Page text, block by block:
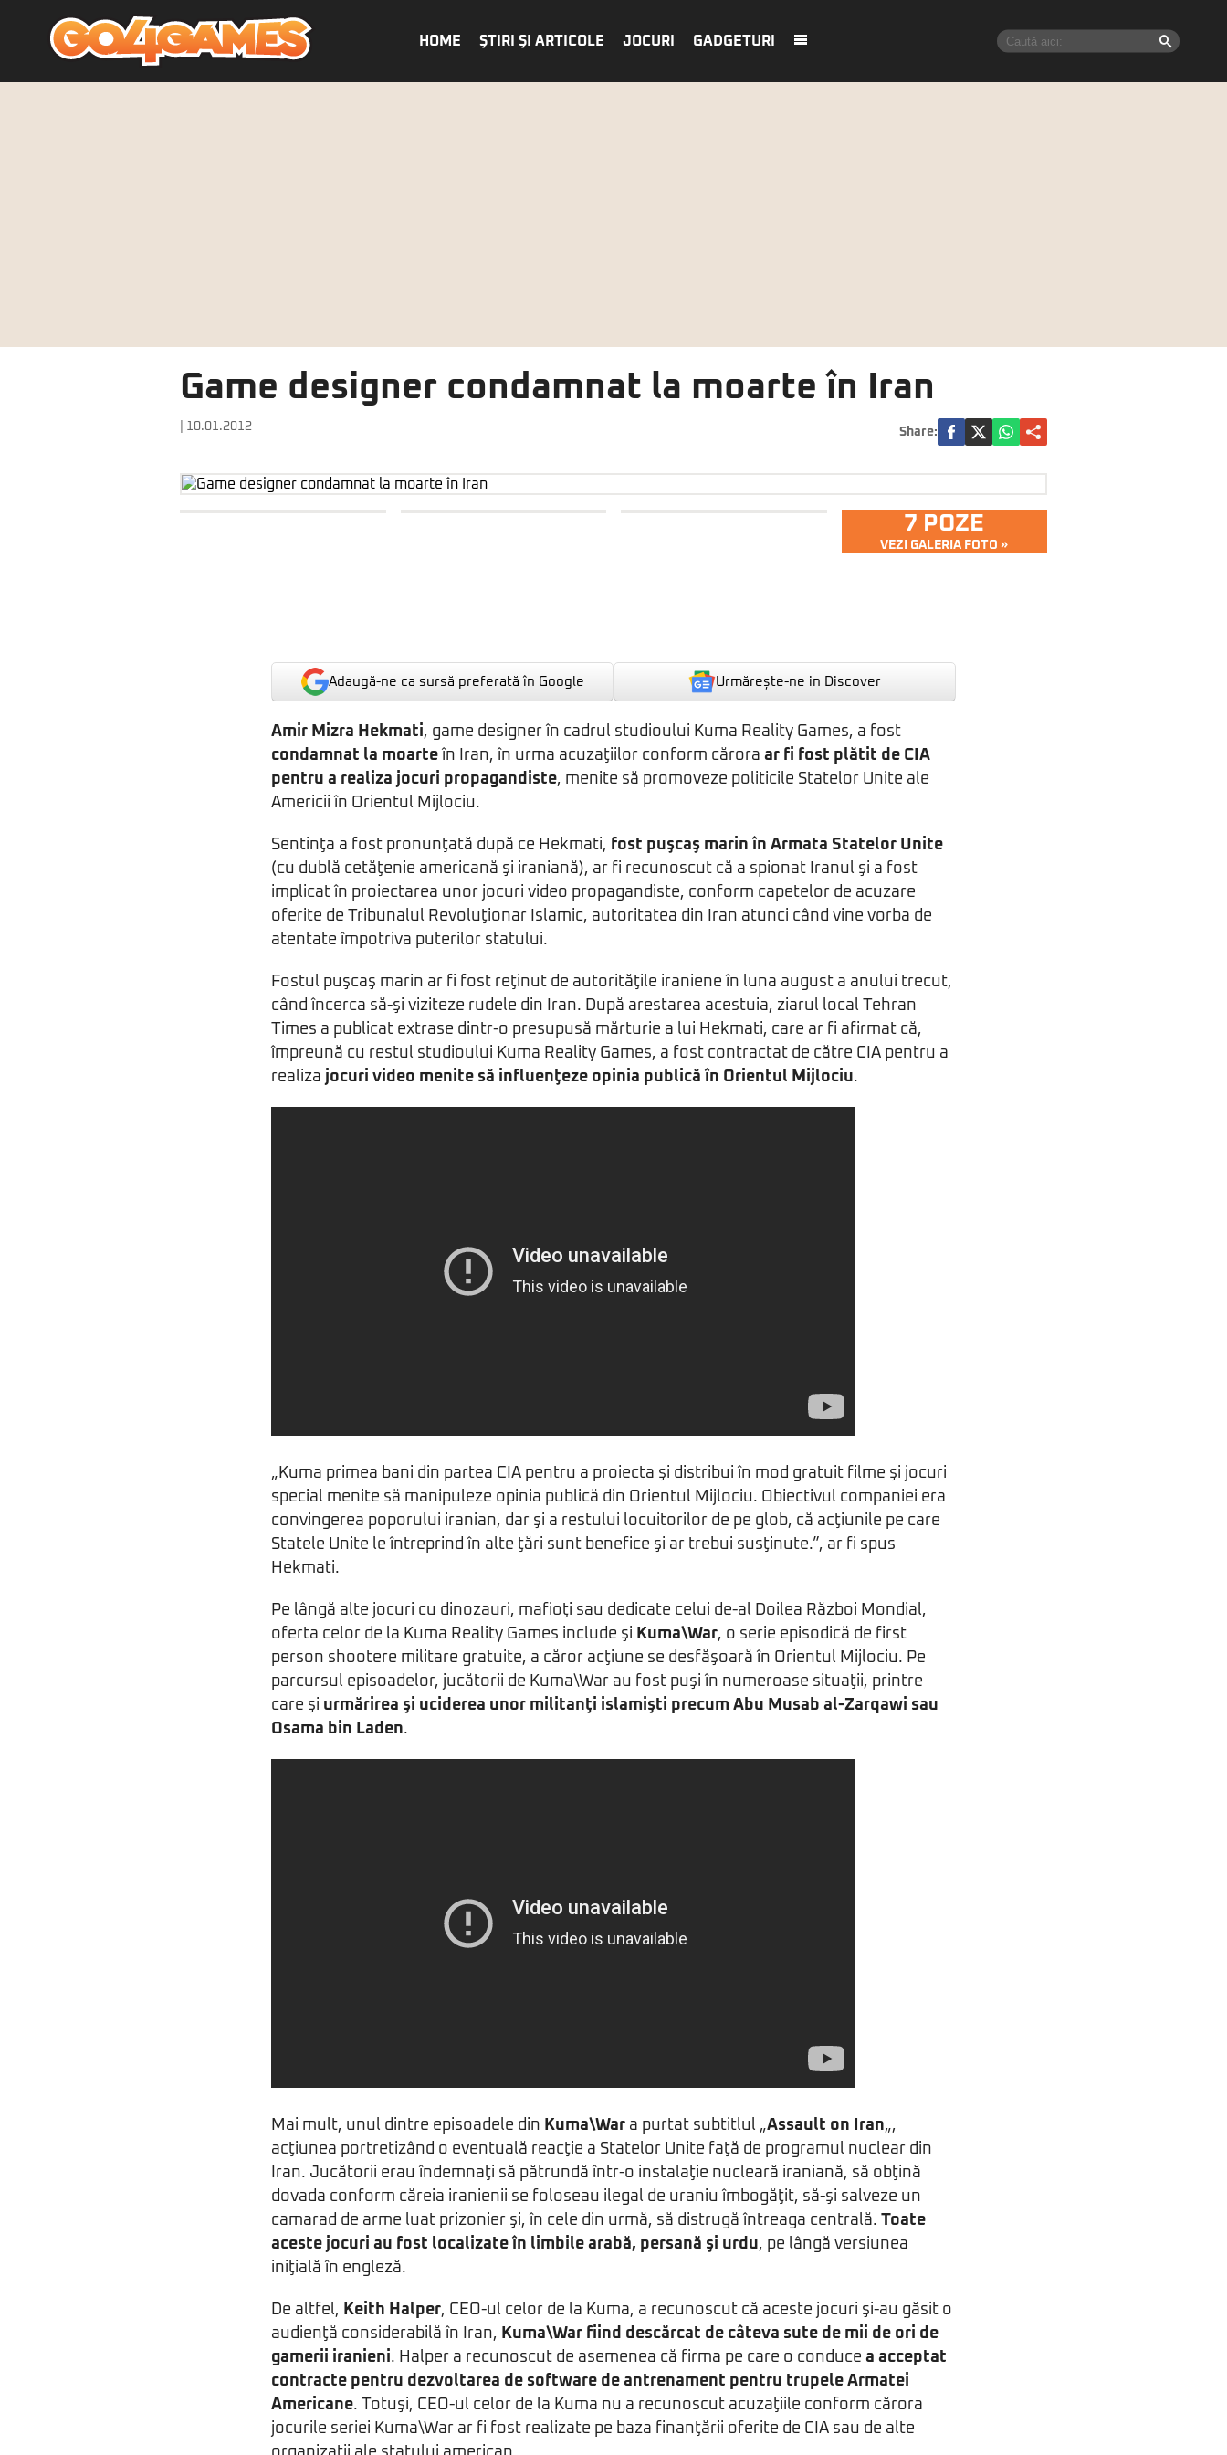
HOME ŞTIRI ŞI ARTICOLE JOCURI GADGETURI
Game designer condamnat la moarte în Iran
| 10.01.2012 Share:
7 POZE
VEZI GALERIA FOTO »
Adaugă-ne ca sursă preferată în Google Urmărește-ne in Discover
Amir Mizra Hekmati, game designer în cadrul studioului Kuma Reality Games, a fost
condamnat la moarte în Iran, în urma acuzaţiilor conform cărora ar fi fost plătit de CIA
pentru a realiza jocuri propagandiste, menite să promoveze politicile Statelor Unite ale
Americii în Orientul Mijlociu.
Sentinţa a fost pronunţată după ce Hekmati, fost puşcaş marin în Armata Statelor Unite
(cu dublă cetăţenie americană şi iraniană), ar fi recunoscut că a spionat Iranul şi a fost
implicat în proiectarea unor jocuri video propagandiste, conform capetelor de acuzare
oferite de Tribunalul Revoluţionar Islamic, autoritatea din Iran atunci când vine vorba de
atentate împotriva puterilor statului.
Fostul puşcaş marin ar fi fost reţinut de autorităţile iraniene în luna august a anului trecut,
când încerca să-şi viziteze rudele din Iran. După arestarea acestuia, ziarul local Tehran
Times a publicat extrase dintr-o presupusă mărturie a lui Hekmati, care ar fi afirmat că,
împreună cu restul studioului Kuma Reality Games, a fost contractat de către CIA pentru a
realiza jocuri video menite să influenţeze opinia publică în Orientul Mijlociu.
„Kuma primea bani din partea CIA pentru a proiecta şi distribui în mod gratuit filme şi jocuri
special menite să manipuleze opinia publică din Orientul Mijlociu. Obiectivul companiei era
convingerea poporului iranian, dar şi a restului locuitorilor de pe glob, că acţiunile pe care
Statele Unite le întreprind în alte ţări sunt benefice şi ar trebui susţinute.”, ar fi spus
Hekmati.
Pe lângă alte jocuri cu dinozauri, mafioţi sau dedicate celui de-al Doilea Război Mondial,
oferta celor de la Kuma Reality Games include şi Kuma\War, o serie episodică de first
person shootere militare gratuite, a căror acţiune se desfăşoară în Orientul Mijlociu. Pe
parcursul episoadelor, jucătorii de Kuma\War au fost puşi în numeroase situaţii, printre
care şi urmărirea şi uciderea unor militanţi islamişti precum Abu Musab al-Zarqawi sau
Osama bin Laden.
Mai mult, unul dintre episoadele din Kuma\War a purtat subtitlul „Assault on Iran„,
acţiunea portretizând o eventuală reacţie a Statelor Unite faţă de programul nuclear din
Iran. Jucătorii erau îndemnaţi să pătrundă într-o instalaţie nucleară iraniană, să obţină
dovada conform căreia iranienii se foloseau ilegal de uraniu îmbogăţit, să-şi salveze un
camarad de arme luat prizonier şi, în cele din urmă, să distrugă întreaga centrală. Toate
aceste jocuri au fost localizate în limbile arabă, persană şi urdu, pe lângă versiunea
iniţială în engleză.
De altfel, Keith Halper, CEO-ul celor de la Kuma, a recunoscut că aceste jocuri şi-au găsit o
audienţă considerabilă în Iran, Kuma\War fiind descărcat de câteva sute de mii de ori de
gamerii iranieni. Halper a recunoscut de asemenea că firma pe care o conduce a acceptat
contracte pentru dezvoltarea de software de antrenament pentru trupele Armatei
Americane. Totuşi, CEO-ul celor de la Kuma nu a recunoscut acuzaţiile conform cărora
jocurile seriei Kuma\War ar fi fost realizate pe baza finanţării oferite de CIA sau de alte